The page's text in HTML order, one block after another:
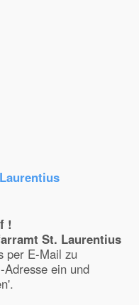
!
St. Laurentius
per E-Mail zu
ein und